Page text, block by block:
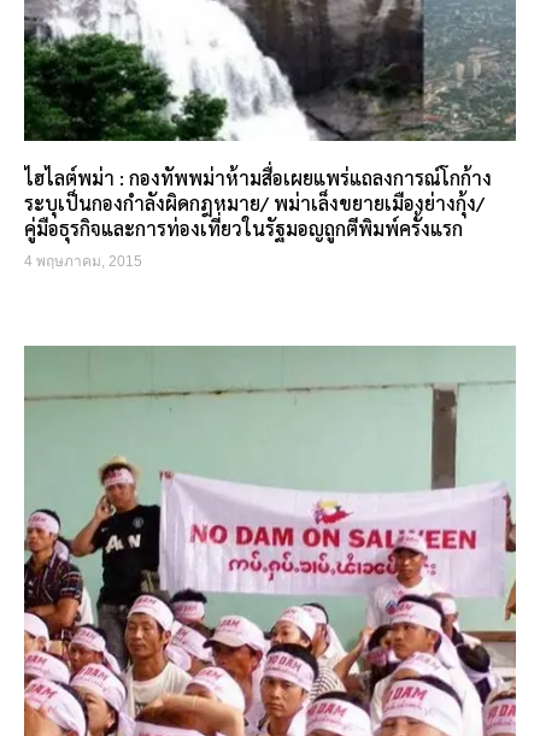
ไฮไลต์พม่า : กองทัพพม่าห้ามสื่อเผยแพร่แถลงการณ์โกก้าง
ระบุเป็นกองกำลังผิดกฎหมาย/ พม่าเล็งขยายเมืองย่างกุ้ง/
คู่มือธุรกิจและการท่องเที่ยวในรัฐมอญถูกตีพิมพ์ครั้งแรก
4 พฤษภาคม, 2015